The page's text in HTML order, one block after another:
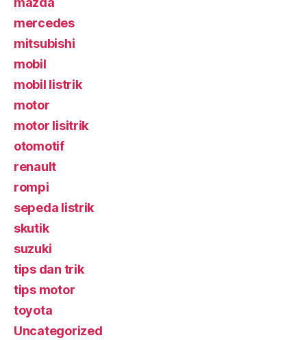
mercedes
mitsubishi
mobil
mobil listrik
motor
motor lisitrik
otomotif
renault
rompi
sepeda listrik
skutik
suzuki
tips dan trik
tips motor
toyota
Uncategorized